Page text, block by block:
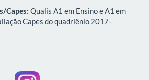
Capes: Qualis A1 em Ensino e A1 em
Capes do quadriênio 2017-